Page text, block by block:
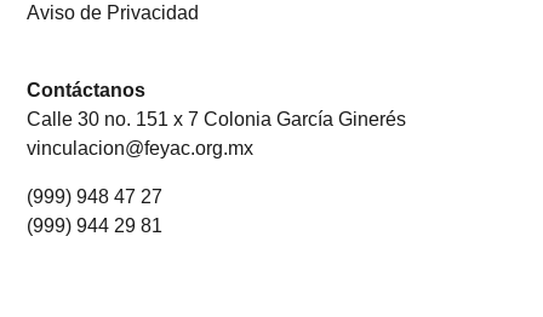
Aviso de Privacidad
Contáctanos
Calle 30 no. 151 x 7 Colonia García Ginerés
vinculacion@feyac.org.mx
(999) 948 47 27
(999) 944 29 81